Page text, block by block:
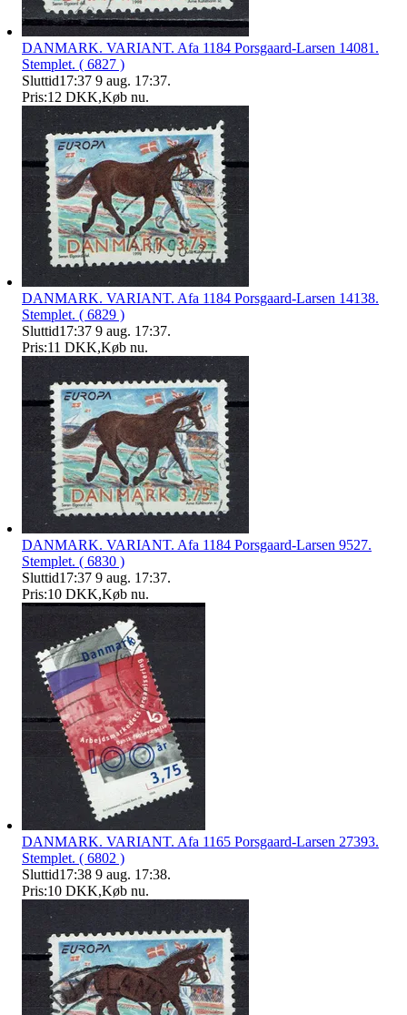
DANMARK. VARIANT. Afa 1184 Porsgaard-Larsen 14081.
Stemplet. ( 6827 )
Sluttid17:37 9 aug. 17:37.
Pris:12 DKK,Køb nu.
DANMARK. VARIANT. Afa 1184 Porsgaard-Larsen 14138.
Stemplet. ( 6829 )
Sluttid17:37 9 aug. 17:37.
Pris:11 DKK,Køb nu.
DANMARK. VARIANT. Afa 1184 Porsgaard-Larsen 9527.
Stemplet. ( 6830 )
Sluttid17:37 9 aug. 17:37.
Pris:10 DKK,Køb nu.
DANMARK. VARIANT. Afa 1165 Porsgaard-Larsen 27393.
Stemplet. ( 6802 )
Sluttid17:38 9 aug. 17:38.
Pris:10 DKK,Køb nu.